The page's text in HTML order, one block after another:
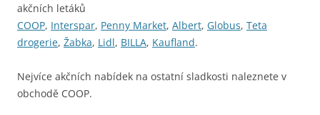
akčních letáků
COOP, Interspar, Penny Market, Albert, Globus, Teta
drogerie, Žabka, Lidl, BILLA, Kaufland.
Nejvíce akčních nabídek na ostatní sladkosti naleznete v
obchodě COOP.